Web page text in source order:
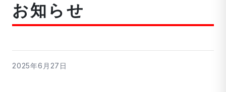
お知らせ
2025年6月27日